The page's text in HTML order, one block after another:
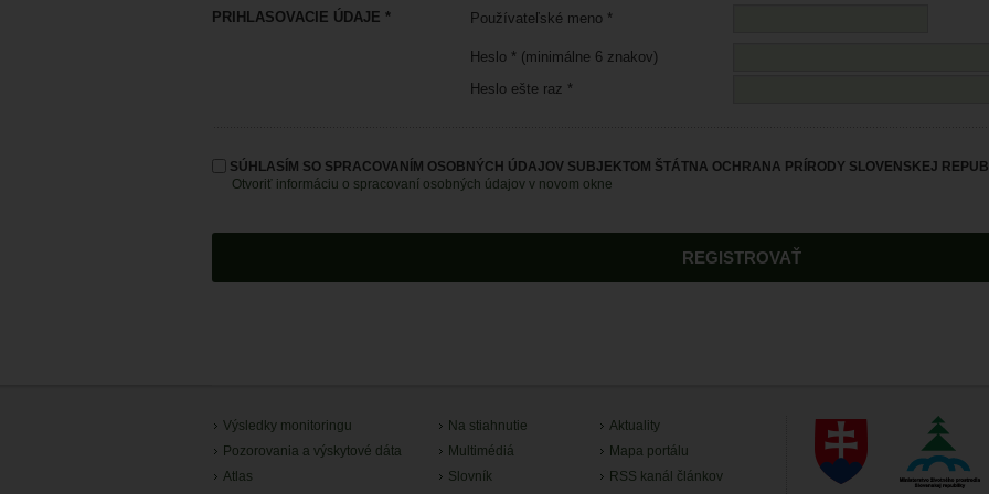
PRIHLASOVACIE ÚDAJE * Používateľské meno *
Heslo * (minimálne 6 znakov)
Heslo ešte raz *
SÚHLASÍM SO SPRACOVANÍM OSOBNÝCH ÚDAJOV SUBJEKTOM ŠTÁTNA OCHRANA PRÍRODY SLOVENSKEJ
Otvoriť informáciu o spracovaní osobných údajov v novom okne
Výsledky monitoringu
Pozorovania a výskytové dáta
Atlas
Na stiahnutie
Multimédiá
Slovník
Aktuality
Mapa portálu
RSS kanál článkov